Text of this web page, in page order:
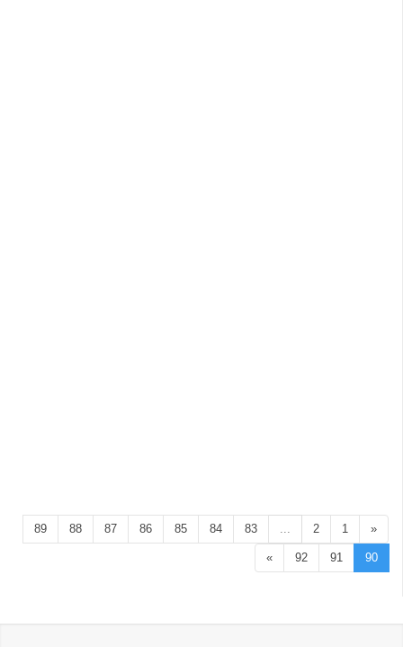
«
1
2
...
83
84
85
86
87
88
89
90
91
92
»